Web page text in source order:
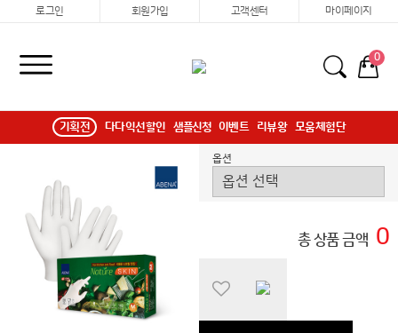
로그인 회원가입 고객센터 마이페이지
0
기획전 다다익선할인 샘플신청 이벤트 리뷰왕 모움체험단
옵션
총 상품 금액 0